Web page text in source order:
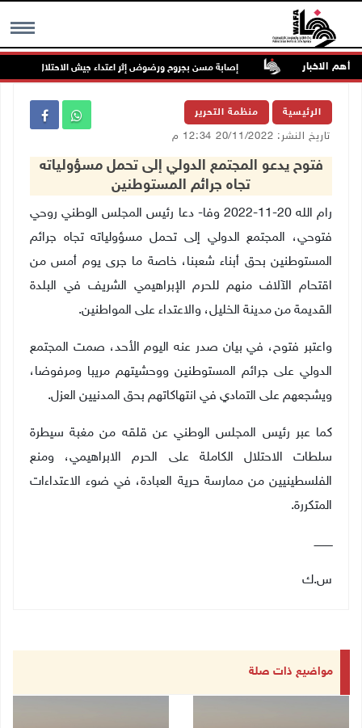
MENU أهم الاخبار
الخدمات إصابة مسن بجروح ورضوض إثر اعتداء جيش الاحتلال عليه في
الرئيسية منظمة التحرير
تاريخ النشر: 20/11/2022 12:34 م
فتوح يدعو المجتمع الدولي إلى تحمل مسؤولياته
تجاه جرائم المستوطنين
رام الله 20-11-2022 وفا- دعا رئيس المجلس الوطني روحي
فتوحي، المجتمع الدولي إلى تحمل مسؤولياته تجاه جرائم
المستوطنين بحق أبناء شعبنا، خاصة ما جرى يوم أمس من
اقتحام الآلاف منهم للحرم الإبراهيمي الشريف في البلدة
القديمة من مدينة الخليل، والاعتداء على المواطنين.
واعتبر فتوح، في بيان صدر عنه اليوم الأحد، صمت المجتمع
الدولي على جرائم المستوطنين ووحشيتهم مريبا ومرفوضا،
ويشجعهم على التمادي في انتهاكاتهم بحق المدنيين العزل.
كما عبر رئيس المجلس الوطني عن قلقه من مغبة سيطرة
سلطات الاحتلال الكاملة على الحرم الابراهيمي، ومنع
الفلسطينيين من ممارسة حرية العبادة، في ضوء الاعتداءات
المتكررة.
ـــــــــــ
س.ك
مواضيع ذات صلة